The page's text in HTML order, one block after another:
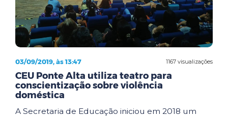
1167 visualizações
03/09/2019, às 13:47
CEU Ponte Alta utiliza teatro para
conscientização sobre violência
doméstica
A Secretaria de Educação iniciou em 2018 um